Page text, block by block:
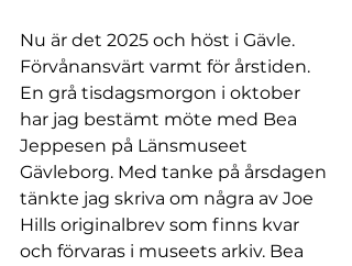
Nu är det 2025 och höst i Gävle.
Förvånansvärt varmt för årstiden.
En grå tisdagsmorgon i oktober
har jag bestämt möte med Bea
Jeppesen på Länsmuseet
Gävleborg. Med tanke på årsdagen
tänkte jag skriva om några av Joe
Hills originalbrev som finns kvar
och förvaras i museets arkiv. Bea